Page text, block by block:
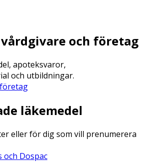
och företag
apoteksvaror,
och utbildningar.
läkemedel
eller för dig som vill prenumerera
och Dospac